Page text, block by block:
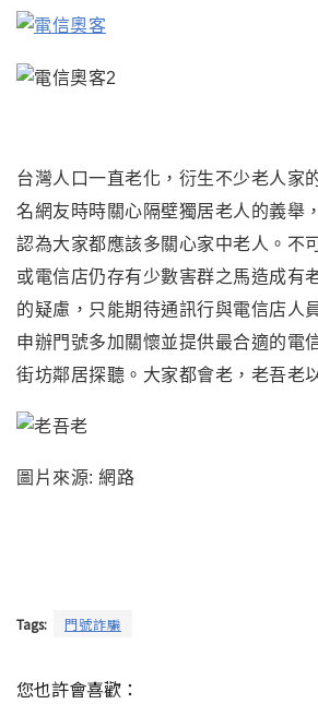
台灣人口一直老化，衍生不少老人家
名網友時時關心隔壁獨居老人的義舉
認為大家都應該多關心家中老人。不
或電信店仍存有少數害群之馬造成有
的疑慮 ，只能期待通訊行與電信店人
申辦門號多加關懷並提供最合適的電
街坊鄰居探聽。大家都會老 ， 老吾老
圖片來源: 網路
Tags: 門號詐騙
您也許會喜歡：